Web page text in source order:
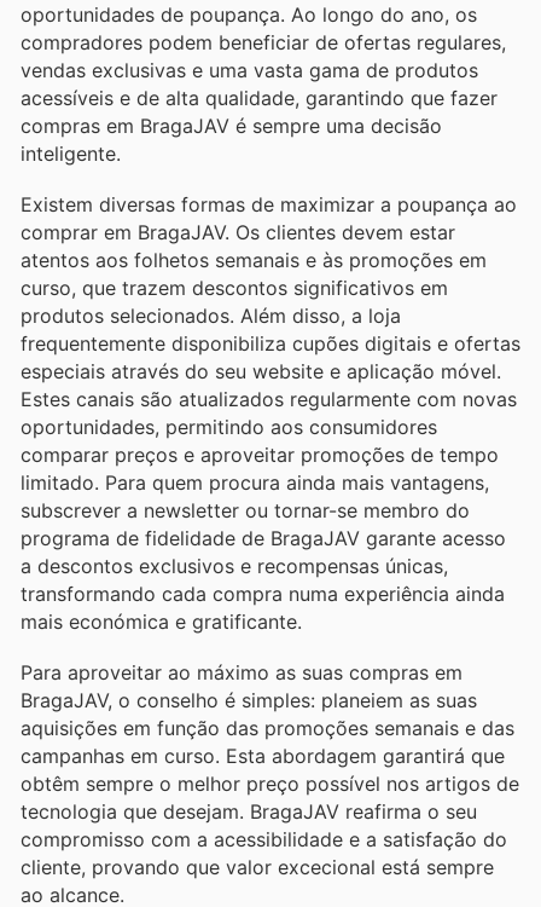
oportunidades de poupança. Ao longo do ano, os
compradores podem beneficiar de ofertas regulares,
vendas exclusivas e uma vasta gama de produtos
acessíveis e de alta qualidade, garantindo que fazer
compras em BragaJAV é sempre uma decisão
inteligente.
Existem diversas formas de maximizar a poupança ao
comprar em BragaJAV. Os clientes devem estar
atentos aos folhetos semanais e às promoções em
curso, que trazem descontos significativos em
produtos selecionados. Além disso, a loja
frequentemente disponibiliza cupões digitais e ofertas
especiais através do seu website e aplicação móvel.
Estes canais são atualizados regularmente com novas
oportunidades, permitindo aos consumidores
comparar preços e aproveitar promoções de tempo
limitado. Para quem procura ainda mais vantagens,
subscrever a newsletter ou tornar-se membro do
programa de fidelidade de BragaJAV garante acesso
a descontos exclusivos e recompensas únicas,
transformando cada compra numa experiência ainda
mais económica e gratificante.
Para aproveitar ao máximo as suas compras em
BragaJAV, o conselho é simples: planeiem as suas
aquisições em função das promoções semanais e das
campanhas em curso. Esta abordagem garantirá que
obtêm sempre o melhor preço possível nos artigos de
tecnologia que desejam. BragaJAV reafirma o seu
compromisso com a acessibilidade e a satisfação do
cliente, provando que valor excecional está sempre
ao alcance.